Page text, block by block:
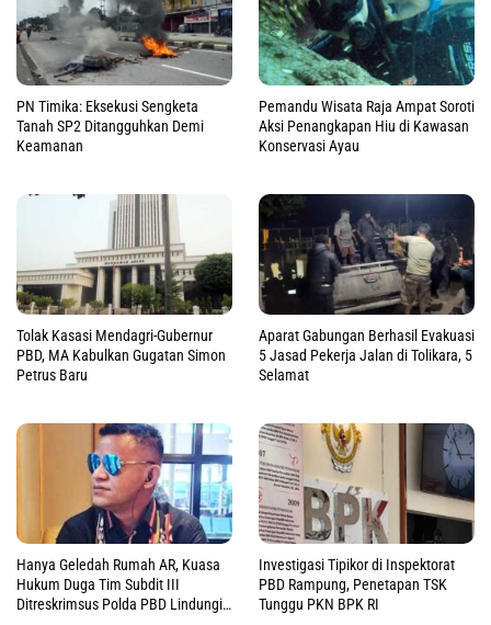
PN Timika: Eksekusi Sengketa
Tanah SP2 Ditangguhkan Demi
Keamanan
Pemandu Wisata Raja Ampat Soroti
Aksi Penangkapan Hiu di Kawasan
Konservasi Ayau
Tolak Kasasi Mendagri-Gubernur
PBD, MA Kabulkan Gugatan Simon
Petrus Baru
Aparat Gabungan Berhasil Evakuasi
5 Jasad Pekerja Jalan di Tolikara, 5
Selamat
Hanya Geledah Rumah AR, Kuasa
Hukum Duga Tim Subdit III
Ditreskrimsus Polda PBD Lindungi
Investigasi Tipikor di Inspektorat
PBD Rampung, Penetapan TSK
Tunggu PKN BPK RI